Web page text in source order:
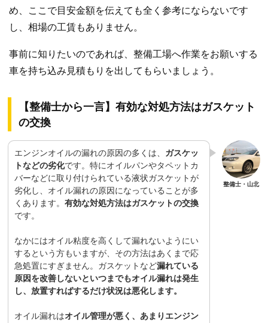
め、ここで目安金額を伝えても全く参考にならないです
し、相場の工賃もありません。
事前に知りたいのであれば、整備工場へ作業をお願いする
車を持ち込み見積もりを出してもらいましょう。
【整備士から一言】有効な対処方法はガスケット
の交換
エンジンオイルの漏れの原因の多くは、 ガスケッ
トなどの劣化です。特にオイルパンやタペットカ
バーなどに取り付けられている液状ガスケットが
劣化し、オイル漏れの原因になっていることが多
くあります。 有効な対処方法はガスケットの交換
です。
なかにはオイル粘度を高くして漏れないようにい
するという方もいますが、その方法はあくまで応
急処置にすぎません。ガスケットなど漏れている
原因を改善しないといつまでもオイル漏れは発生
し、放置すればするだけ状況は悪化します。
オイル漏れはオイル管理が悪く、あまりエンジン